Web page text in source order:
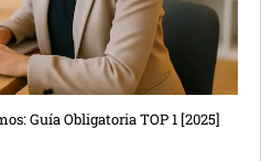
Guía Obligatoria TOP 1 [2025]